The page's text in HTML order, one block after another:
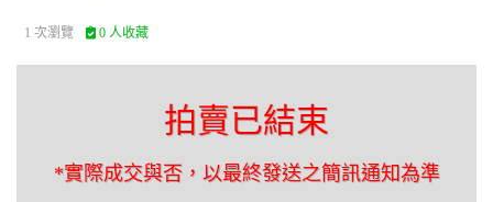
1 次瀏覽 0 人收藏
拍賣已結束
*實際成交與否，以最終發送之簡訊通知為準